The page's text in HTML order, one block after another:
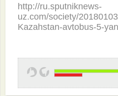
http://ru.sputniknews-
uz.com/society/
Kazahstan-avtobus-5-